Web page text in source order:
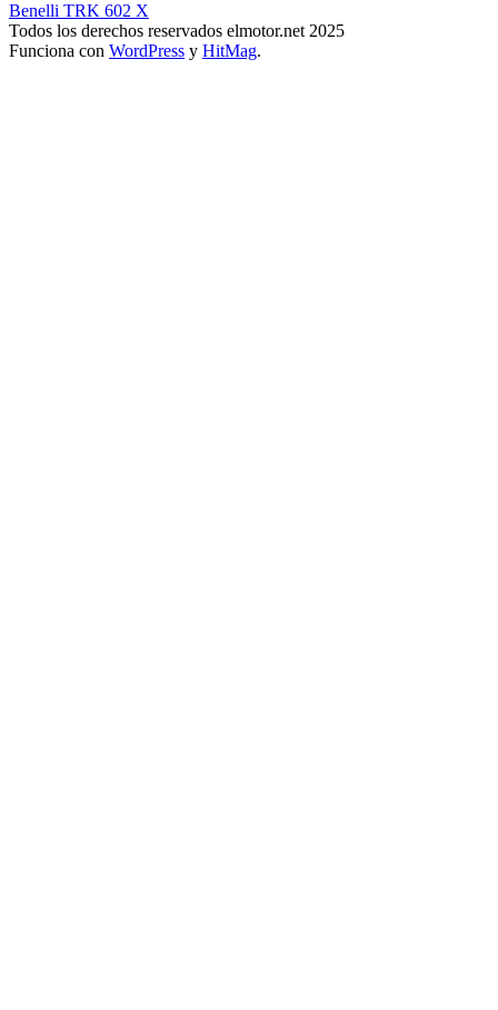
Benelli TRK 602 X
Todos los derechos reservados elmotor.net 2025
Funciona con WordPress y HitMag.